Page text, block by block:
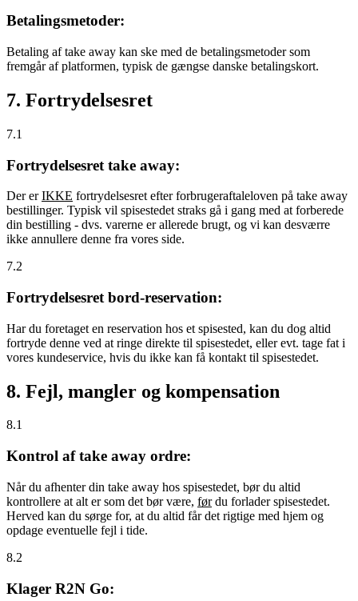
Betalingsmetoder:
Betaling af take away kan ske med de betalingsmetoder som
fremgår af platformen, typisk de gængse danske betalingskort.
7. Fortrydelsesret
7.1
Fortrydelsesret take away:
Der erIKKE fortrydelsesret efter forbrugeraftaleloven på take away
bestillinger. Typisk vil spisestedet straks gå i gang med at forberede
din bestilling - dvs. varerne er allerede brugt, og vi kan desværre
ikke annullere denne fra vores side.
7.2
Fortrydelsesret bord-reservation:
Har du foretaget en reservation hos et spisested, kan du dog altid
fortryde denne ved at ringe direkte til spisestedet, eller evt. tage fat i
vores kundeservice, hvis du ikke kan få kontakt til spisestedet.
8. Fejl, mangler og kompensation
8.1
Kontrol af take away ordre:
Når du afhenter din take away hos spisestedet, bør du altid
kontrollere at alt er som det bør være, førdu forlader spisestedet.
Herved kan du sørge for, at du altid får det rigtige med hjem og
opdage eventuelle fejl i tide.
8.2
Klager R2N Go: